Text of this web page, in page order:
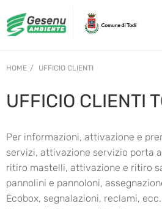
HOME UFFICIO CLIENTI
UFFICIO CLIENTI
Per informazioni, attivazione e
servizi, attivazione servizio porta
ritiro mastelli, attivazione e ritiro
pannolini e pannoloni,
Ecobox, segnalazioni, reclami,